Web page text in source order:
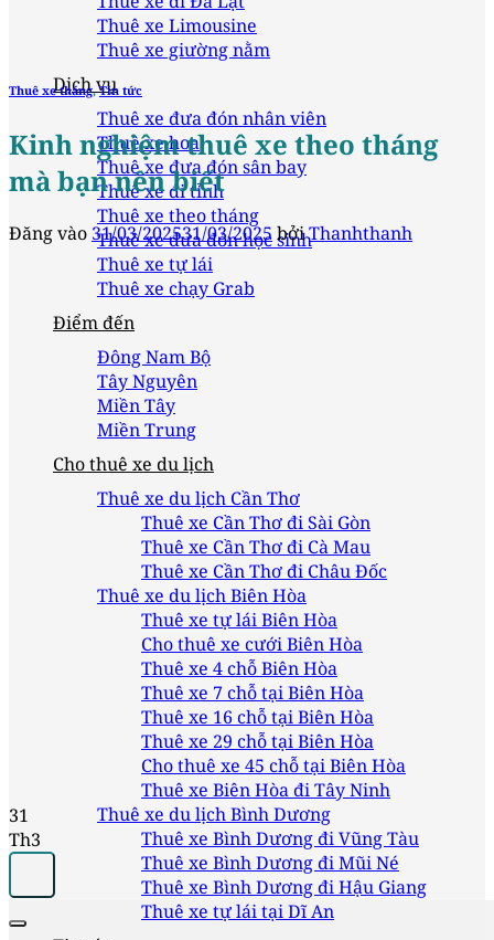
Thuê xe Limousine
Thuê xe giường nằm
Dịch vụ
Thuê xe đưa đón nhân viên
Thuê xe hoa
Thuê xe đưa đón sân bay
Thuê xe đi tỉnh
Thuê xe theo tháng
Thuê xe đưa đón học sinh
Thuê xe tự lái
Thuê xe chạy Grab
Điểm đến
Đông Nam Bộ
Tây Nguyên
Miền Tây
Miền Trung
Cho thuê xe du lịch
Thuê xe du lịch Cần Thơ
Thuê xe Cần Thơ đi Sài Gòn
Thuê xe Cần Thơ đi Cà Mau
Thuê xe Cần Thơ đi Châu Đốc
Thuê xe du lịch Biên Hòa
Thuê xe tự lái Biên Hòa
Cho thuê xe cưới Biên Hòa
Thuê xe 4 chỗ Biên Hòa
Thuê xe 7 chỗ tại Biên Hòa
Thuê xe 16 chỗ tại Biên Hòa
Thuê xe 29 chỗ tại Biên Hòa
Cho thuê xe 45 chỗ tại Biên Hòa
Thuê xe Biên Hòa đi Tây Ninh
Thuê xe du lịch Bình Dương
Thuê xe Bình Dương đi Vũng Tàu
Thuê xe Bình Dương đi Mũi Né
Thuê xe Bình Dương đi Hậu Giang
Thuê xe tự lái tại Dĩ An
Thuê xe tháng,Tin tức
Kinh nghiệm thuê xe theo tháng
mà bạn nên biết
Đăng vào 31/03/202531/03/2025bởiThanhthanh
31
Th3